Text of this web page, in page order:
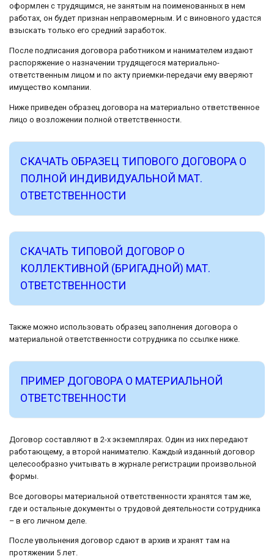
оформлен с трудящимся, не занятым на поименованных в нем
работах, он будет признан неправомерным. И с виновного удастся
взыскать только его средний заработок.
После подписания договора работником и нанимателем издают
распоряжение о назначении трудящегося материально-
ответственным лицом и по акту приемки-передачи ему вверяют
имущество компании.
Ниже приведен образец договора на материально ответственное
лицо о возложении полной ответственности.
СКАЧАТЬ ОБРАЗЕЦ ТИПОВОГО ДОГОВОРА О
ПОЛНОЙ ИНДИВИДУАЛЬНОЙ МАТ.
ОТВЕТСТВЕННОСТИ
СКАЧАТЬ ТИПОВОЙ ДОГОВОР О
КОЛЛЕКТИВНОЙ (БРИГАДНОЙ) МАТ.
ОТВЕТСТВЕННОСТИ
Также можно использовать образец заполнения договора о
материальной ответственности сотрудника по ссылке ниже.
ПРИМЕР ДОГОВОРА О МАТЕРИАЛЬНОЙ
ОТВЕТСТВЕННОСТИ
Договор составляют в 2-х экземплярах. Один из них передают
работающему, а второй нанимателю. Каждый изданный договор
целесообразно учитывать в журнале регистрации произвольной
формы.
Все договоры материальной ответственности хранятся там же,
где и остальные документы о трудовой деятельности сотрудника
– в его личном деле.
После увольнения договор сдают в архив и хранят там на
протяжении 5 лет.